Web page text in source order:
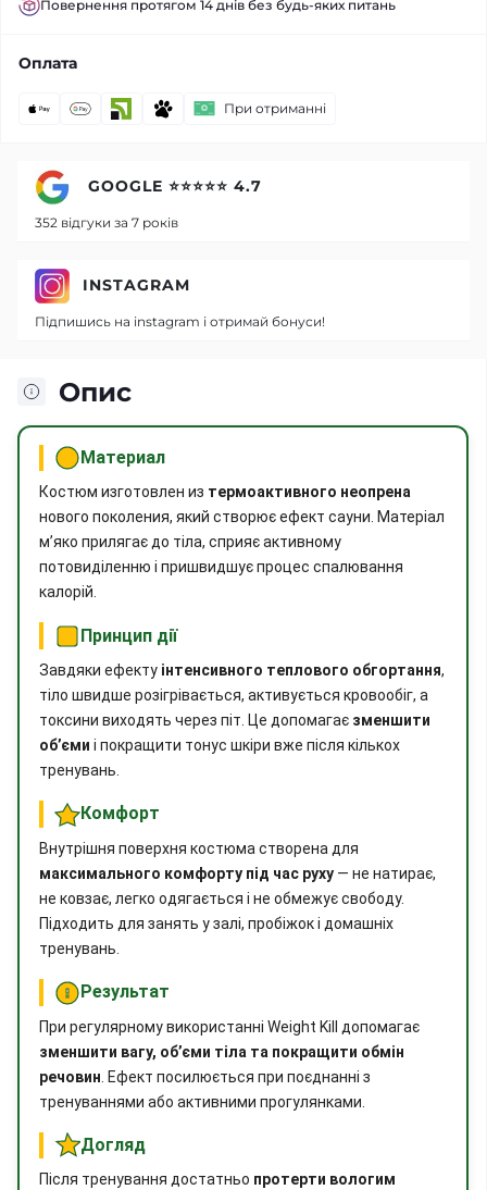
Повернення протягом 14 днів без будь-яких питань
Оплата
При отриманні
Опис
Материал
Костюм изготовлен из термоактивного неопрена
нового поколения, який створює ефект сауни. Матеріал
м’яко прилягає до тіла, сприяє активному
потовиділенню і пришвидшує процес спалювання
калорій.
Принцип дії
Завдяки ефекту інтенсивного теплового обгортання,
тіло швидше розігрівається, активується кровообіг, а
токсини виходять через піт. Це допомагає зменшити
об’єми і покращити тонус шкіри вже після кількох
тренувань.
Комфорт
Внутрішня поверхня костюма створена для
максимального комфорту під час руху — не натирає,
не ковзає, легко одягається і не обмежує свободу.
Підходить для занять у залі, пробіжок і домашніх
тренувань.
Результат
При регулярному використанні Weight Kill допомагає
зменшити вагу, об’єми тіла та покращити обмін
речовин . Ефект посилюється при поєднанні з
тренуваннями або активними прогулянками.
Догляд
Після тренування достатньо протерти вологим
GOOGLE ⭐⭐⭐⭐⭐ 4.7
352 відгуки за 7 років
INSTAGRAM
Підпишись на instagram і отримай бонуси!